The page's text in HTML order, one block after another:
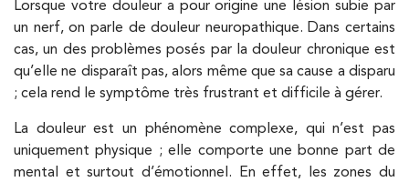
Lorsque votre douleur a pour origine une lésion subie par
un nerf, on parle de douleur neuropathique. Dans certains
cas, un des problèmes posés par la douleur chronique est
qu’elle ne disparaît pas, alors même que sa cause a disparu
; cela rend le symptôme très frustrant et difficile à gérer.
La douleur est un phénomène complexe, qui n’est pas
uniquement physique ; elle comporte une bonne part de
mental et surtout d’émotionnel. En effet, les zones du
3 Av. André Morizet 92100 Boulogne-
Billancourt
3 Av. André Morizet 92100 Boulogne-Billancourt
01 48 25 34 79
PRENEZ RDV SUR
PRENEZ RDV SUR